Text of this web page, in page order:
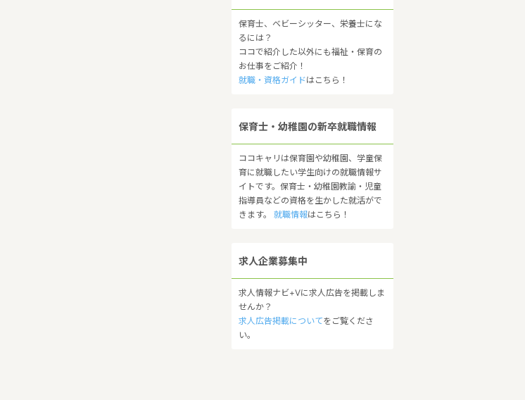
保育士、ベビーシッター、栄養士にな
るには？
ココで紹介した以外にも福祉・保育の
お仕事をご紹介！
就職・資格ガイドはこちら！
保育士・幼稚園の新卒就職情報
ココキャリは保育園や幼稚園、学童保
育に就職したい学生向けの就職情報サ
イトです。保育士・幼稚園教諭・児童
指導員などの資格を生かした就活がで
きます。 就職情報はこちら！
求人企業募集中
求人情報ナビ+Vに求人広告を掲載しま
せんか？
求人広告掲載についてをご覧くださ
い。